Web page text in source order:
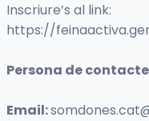
Inscriure’s al link:
https://
Persona de
Email: